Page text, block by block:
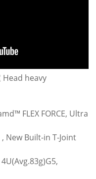
Head heavy
FLEX FORCE, Ultra
New Built-in T-Joint